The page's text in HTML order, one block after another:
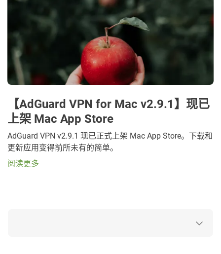
【AdGuard VPN for Mac v2.9.1】现已
上架 Mac App Store
AdGuard VPN v2.9.1 现已正式上架 Mac App Store。下载和
更新应用变得前所未有的简单。
阅读更多